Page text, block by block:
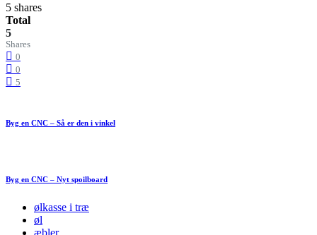
5 shares
Total
5
Shares
0
0
5
Byg en CNC – Så er den i vinkel
Byg en CNC – Nyt spoilboard
ølkasse i træ
øl
æbler